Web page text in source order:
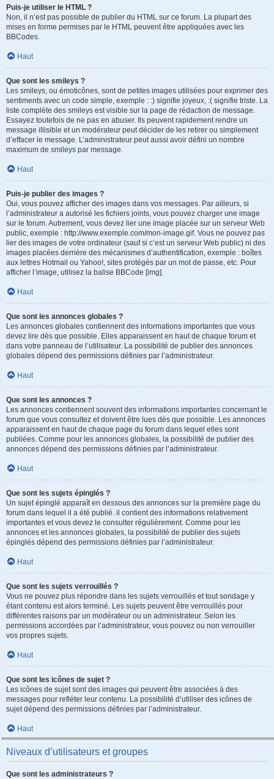
Puis-je utiliser le HTML ?
Non, il n’est pas possible de publier du HTML sur ce forum. La plupart des
mises en forme permises par le HTML peuvent être appliquées avec les
BBCodes.
Haut
Que sont les smileys ?
Les smileys, ou émoticônes, sont de petites images utilisées pour exprimer des
sentiments avec un code simple, exemple : :) signifie joyeux, :( signifie triste. La
liste complète des smileys est visible sur la page de rédaction de message.
Essayez toutefois de ne pas en abuser. Ils peuvent rapidement rendre un
message illisible et un modérateur peut décider de les retirer ou simplement
d’effacer le message. L’administrateur peut aussi avoir défini un nombre
maximum de smileys par message.
Haut
Puis-je publier des images ?
Oui, vous pouvez afficher des images dans vos messages. Par ailleurs, si
l’administrateur a autorisé les fichiers joints, vous pouvez charger une image
sur le forum. Autrement, vous devez lier une image placée sur un serveur Web
public, exemple : http://www.exemple.com/mon-image.gif. Vous ne pouvez pas
lier des images de votre ordinateur (sauf si c’est un serveur Web public) ni des
images placées derrière des mécanismes d’authentification, exemple : boîtes
aux lettres Hotmail ou Yahoo!, sites protégés par un mot de passe, etc. Pour
afficher l’image, utilisez la balise BBCode [img].
Haut
Que sont les annonces globales ?
Les annonces globales contiennent des informations importantes que vous
devez lire dès que possible. Elles apparaissent en haut de chaque forum et
dans votre panneau de l’utilisateur. La possibilité de publier des annonces
globales dépend des permissions définies par l’administrateur.
Haut
Que sont les annonces ?
Les annonces contiennent souvent des informations importantes concernant le
forum que vous consultez et doivent être lues dès que possible. Les annonces
apparaissent en haut de chaque page du forum dans lequel elles sont
publiées. Comme pour les annonces globales, la possibilité de publier des
annonces dépend des permissions définies par l’administrateur.
Haut
Que sont les sujets épinglés ?
Un sujet épinglé apparaît en dessous des annonces sur la première page du
forum dans lequel il a été publié. il contient des informations relativement
importantes et vous devez le consulter régulièrement. Comme pour les
annonces et les annonces globales, la possibilité de publier des sujets
épinglés dépend des permissions définies par l’administrateur.
Haut
Que sont les sujets verrouillés ?
Vous ne pouvez plus répondre dans les sujets verrouillés et tout sondage y
étant contenu est alors terminé. Les sujets peuvent être verrouillés pour
différentes raisons par un modérateur ou un administrateur. Selon les
permissions accordées par l’administrateur, vous pouvez ou non verrouiller
vos propres sujets.
Haut
Que sont les icônes de sujet ?
Les icônes de sujet sont des images qui peuvent être associées à des
messages pour refléter leur contenu. La possibilité d’utiliser des icônes de
sujet dépend des permissions définies par l’administrateur.
Haut
Niveaux d’utilisateurs et groupes
Que sont les administrateurs ?